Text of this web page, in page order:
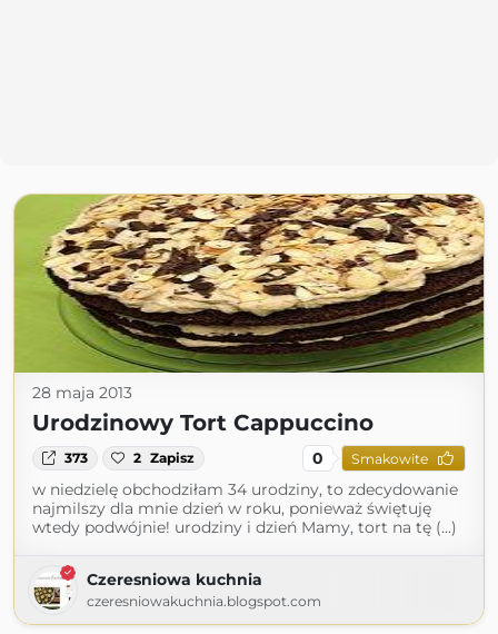
28 maja 2013
Urodzinowy Tort Cappuccino
373 2 Zapisz 0 Smakowite
w niedzielę obchodziłam 34 urodziny, to zdecydowanie
najmilszy dla mnie dzień w roku, ponieważ świętuję
wtedy podwójnie! urodziny i dzień Mamy, tort na tę (...)
Czeresniowa kuchnia
czeresniowakuchnia.blogspot.com